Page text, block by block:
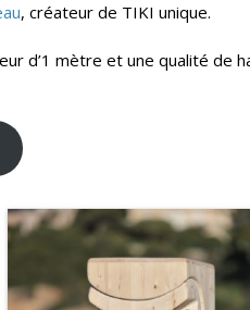
, créateur de TIKI unique.
d’1 mètre et une qualité de